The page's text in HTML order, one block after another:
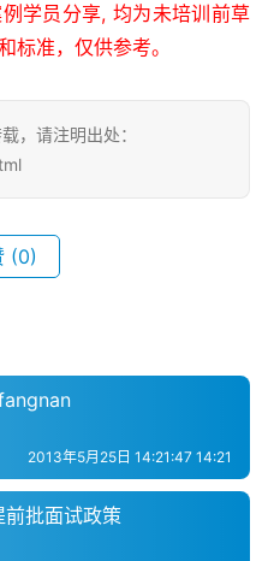
学员分享, 均为未培训前草
标准，仅供参考。
，请注明出处：
(0)
2013年5月25日 14:21:47 14:21
批面试政策